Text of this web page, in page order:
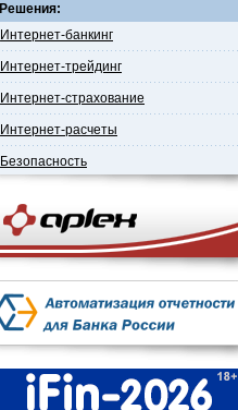
Решения:
Интернет-банкинг
Интернет-трейдинг
Интернет-страхование
Интернет-расчеты
Безопасность